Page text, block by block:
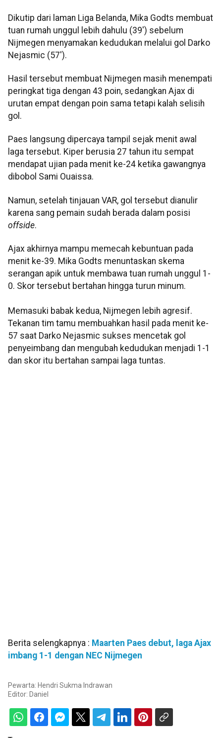
Dikutip dari laman Liga Belanda, Mika Godts membuat
tuan rumah unggul lebih dahulu (39') sebelum
Nijmegen menyamakan kedudukan melalui gol Darko
Nejasmic (57').
Hasil tersebut membuat Nijmegen masih menempati
peringkat tiga dengan 43 poin, sedangkan Ajax di
urutan empat dengan poin sama tetapi kalah selisih
gol.
Paes langsung dipercaya tampil sejak menit awal
laga tersebut. Kiper berusia 27 tahun itu sempat
mendapat ujian pada menit ke-24 ketika gawangnya
dibobol Sami Ouaissa.
Namun, setelah tinjauan VAR, gol tersebut dianulir
karena sang pemain sudah berada dalam posisi
offside.
Ajax akhirnya mampu memecah kebuntuan pada
menit ke-39. Mika Godts menuntaskan skema
serangan apik untuk membawa tuan rumah unggul 1-
0. Skor tersebut bertahan hingga turun minum.
Memasuki babak kedua, Nijmegen lebih agresif.
Tekanan tim tamu membuahkan hasil pada menit ke-
57 saat Darko Nejasmic sukses mencetak gol
penyeimbang dan mengubah kedudukan menjadi 1-1
dan skor itu bertahan sampai laga tuntas.
Berita selengkapnya : Maarten Paes debut, laga Ajax
imbang 1-1 dengan NEC Nijmegen
Pewarta: Hendri Sukma Indrawan
Editor: Daniel